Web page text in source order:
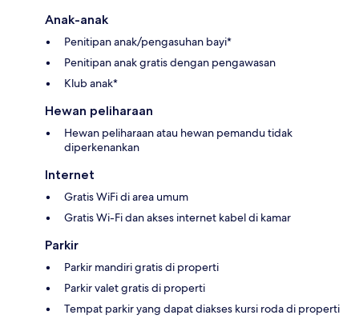
Anak-anak
Penitipan anak/pengasuhan bayi*
Penitipan anak gratis dengan pengawasan
Klub anak*
Hewan peliharaan
Hewan peliharaan atau hewan pemandu tidak
diperkenankan
Internet
Gratis WiFi di area umum
Gratis Wi-Fi dan akses internet kabel di kamar
Parkir
Parkir mandiri gratis di properti
Parkir valet gratis di properti
Tempat parkir yang dapat diakses kursi roda di properti